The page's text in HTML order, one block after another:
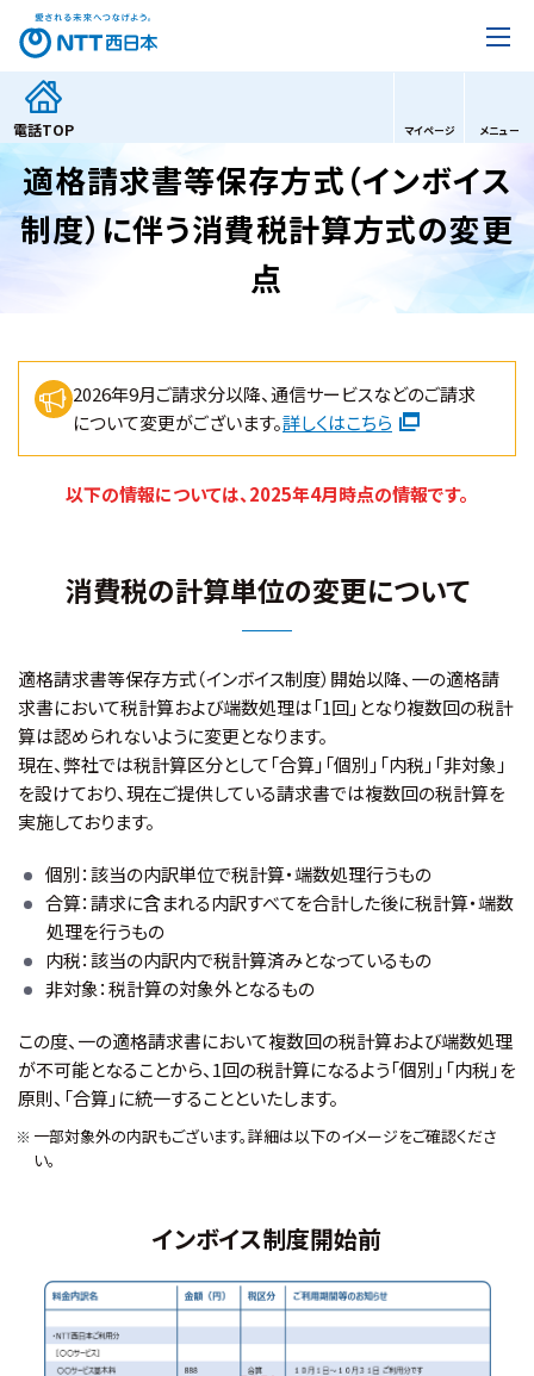
電話TOP マイページ メニュー
適格請求書等保存方式（インボイス
制度）に伴う消費税計算方式の変更
点
2026年9月ご請求分以降、通信サービスなどのご請求
について変更がございます。詳しくはこちら
以下の情報については、2025年4月時点の情報です。
消費税の計算単位の変更について
適格請求書等保存方式（インボイス制度）開始以降、一の適格請
求書において税計算および端数処理は「1回」となり複数回の税計
算は認められないように変更となります。
現在、弊社では税計算区分として「合算」「個別」「内税」「非対象」
を設けており、現在ご提供している請求書では複数回の税計算を
実施しております。
個別：該当の内訳単位で税計算・端数処理行うもの
合算：請求に含まれる内訳すべてを合計した後に税計算・端数
処理を行うもの
内税：該当の内訳内で税計算済みとなっているもの
非対象：税計算の対象外となるもの
この度、一の適格請求書において複数回の税計算および端数処理
が不可能となることから、1回の税計算になるよう「個別」「内税」を
原則、「合算」に統一することといたします。
一部対象外の内訳もございます。詳細は以下のイメージをご確認くださ
い。
インボイス制度開始前